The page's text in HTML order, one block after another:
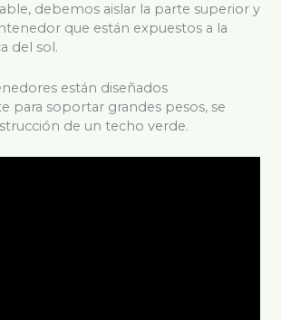
debemos aislar la parte superior y
que están expuestos a la
del sol.
están diseñados
para soportar grandes pesos, se
de un techo verde.